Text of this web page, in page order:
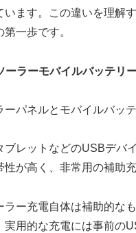
います。この違いを理解
一歩です。
ーラーモバイルバッテリー
ーパネルとモバイルバッ
ブレットなどのUSBデバ
性が高く、非常用の補助
ラー充電自体は補助的な
実用的な充電には事前の